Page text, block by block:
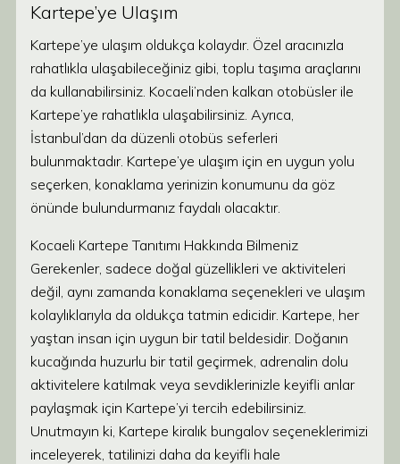
Kartepe’ye Ulaşım
Kartepe’ye ulaşım oldukça kolaydır. Özel aracınızla
rahatlıkla ulaşabileceğiniz gibi, toplu taşıma araçlarını
da kullanabilirsiniz. Kocaeli’nden kalkan otobüsler ile
Kartepe’ye rahatlıkla ulaşabilirsiniz. Ayrıca,
İstanbul’dan da düzenli otobüs seferleri
bulunmaktadır. Kartepe’ye ulaşım için en uygun yolu
seçerken, konaklama yerinizin konumunu da göz
önünde bulundurmanız faydalı olacaktır.
Kocaeli Kartepe Tanıtımı Hakkında Bilmeniz
Gerekenler, sadece doğal güzellikleri ve aktiviteleri
değil, aynı zamanda konaklama seçenekleri ve ulaşım
kolaylıklarıyla da oldukça tatmin edicidir. Kartepe, her
yaştan insan için uygun bir tatil beldesidir. Doğanın
kucağında huzurlu bir tatil geçirmek, adrenalin dolu
aktivitelere katılmak veya sevdiklerinizle keyifli anlar
paylaşmak için Kartepe’yi tercih edebilirsiniz.
Unutmayın ki, Kartepe kiralık bungalov seçeneklerimizi
inceleyerek, tatilinizi daha da keyifli hale